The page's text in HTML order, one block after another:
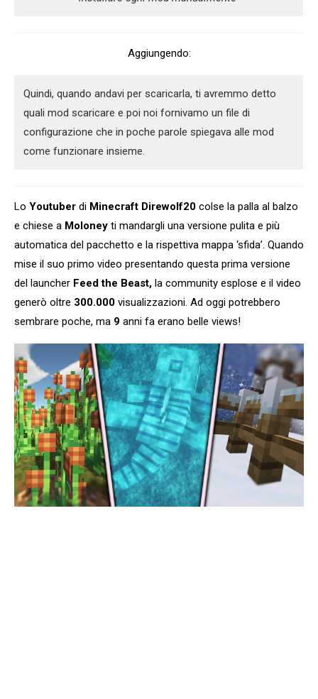
Aggiungendo:
Quindi, quando andavi per scaricarla, ti avremmo detto
quali mod scaricare e poi noi fornivamo un file di
configurazione che in poche parole spiegava alle mod
come funzionare insieme.
Lo Youtuber di Minecraft Direwolf20 colse la palla al balzo
e chiese a Moloney ti mandargli una versione pulita e più
automatica del pacchetto e la rispettiva mappa ‘sfida’. Quando
mise il suo primo video presentando questa prima versione
del launcher Feed the Beast, la community esplose e il video
generò oltre 300.000 visualizzazioni. Ad oggi potrebbero
sembrare poche, ma 9 anni fa erano belle views!